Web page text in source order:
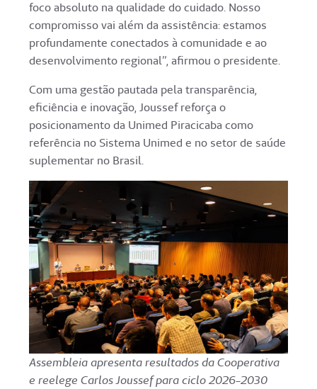
foco absoluto na qualidade do cuidado. Nosso
compromisso vai além da assistência: estamos
profundamente conectados à comunidade e ao
desenvolvimento regional”, afirmou o presidente.
Com uma gestão pautada pela transparência,
eficiência e inovação, Joussef reforça o
posicionamento da Unimed Piracicaba como
referência no Sistema Unimed e no setor de saúde
suplementar no Brasil.
Assembleia apresenta resultados da Cooperativa
e reelege Carlos Joussef para ciclo 2026-2030